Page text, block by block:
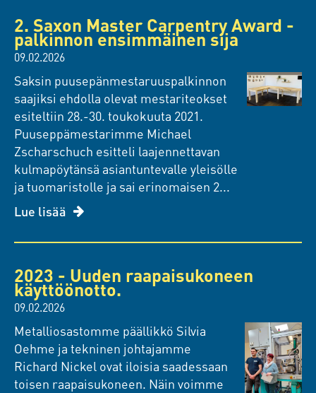
2. Saxon Master Carpentry Award -
palkinnon ensimmäinen sija
09.02.2026
Saksin puusepänmestaruuspalkinnon
saajiksi ehdolla olevat mestariteokset
esiteltiin 28.-30. toukokuuta 2021.
Puuseppämestarimme Michael
Zscharschuch esitteli laajennettavan
kulmapöytänsä asiantuntevalle yleisölle
ja tuomaristolle ja sai erinomaisen 2...
Lue lisää
2023 - Uuden raapaisukoneen
käyttöönotto.
09.02.2026
Metalliosastomme päällikkö Silvia
Oehme ja tekninen johtajamme
Richard Nickel ovat iloisia saadessaan
toisen raapaisukoneen. Näin voimme